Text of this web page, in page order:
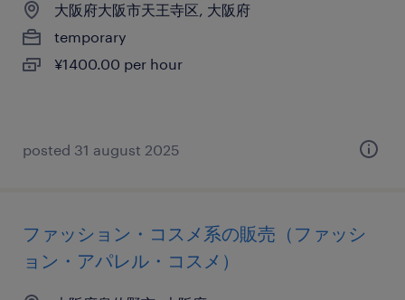
大阪府大阪市天王寺区, 大阪府
temporary
¥1400.00 per hour
posted 31 august 2025
ファッション・コスメ系の販売（ファッシ
ョン・アパレル・コスメ）